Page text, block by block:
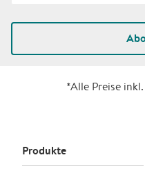
*Alle Preise
Produkte